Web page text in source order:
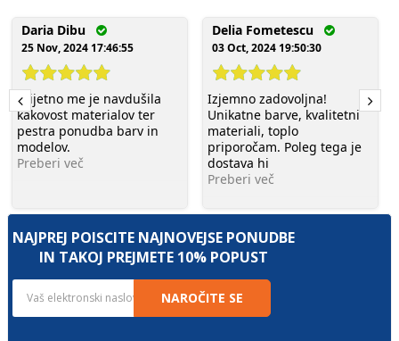
Daria Dibu
25 Nov, 2024 17:46:55
Prijetno me je navdušila
kakovost materialov ter
pestra ponudba barv in
modelov.
Preberi več
Delia Fometescu
03 Oct, 2024 19:50:30
Izjemno zadovoljna!
Unikatne barve, kvalitetni
materiali, toplo
priporočam. Poleg tega je
dostava hi
Preberi več
NAJPREJ POIŠČITE NAJNOVEJŠE PONUDBE
IN TAKOJ PREJMETE 10% POPUST
NAROČITE SE